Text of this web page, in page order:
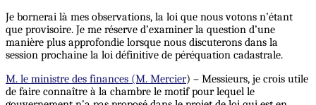
Je bornerai là mes observations, la loi que nous votons n’étant
que provisoire. Je me réserve d’examiner la question d’une
manière plus approfondie lorsque nous discuterons dans la
session prochaine la loi définitive de péréquation cadastrale.
M. le ministre des finances (M. Mercier) – Messieurs, je crois utile
de faire connaître à la chambre le motif pour lequel le